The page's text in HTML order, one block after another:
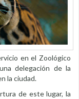
en el Zoológico
delegación de la
la ciudad.
de este lugar, la